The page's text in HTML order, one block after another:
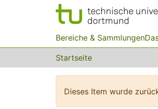
Bereiche & Sammlungen
Startseite
Dieses Item wurde